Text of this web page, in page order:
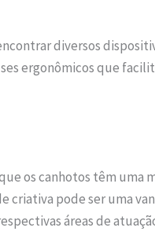
diversos
ergonômicos que
os canhotos têm uma
criativa pode ser uma
áreas de